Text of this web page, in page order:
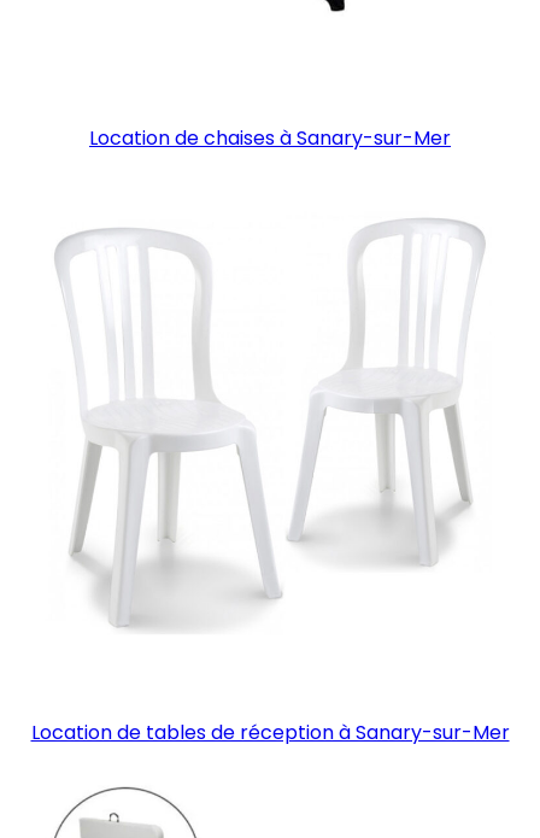
Location de chaises à Sanary-sur-Mer
Location de tables de réception à Sanary-sur-Mer